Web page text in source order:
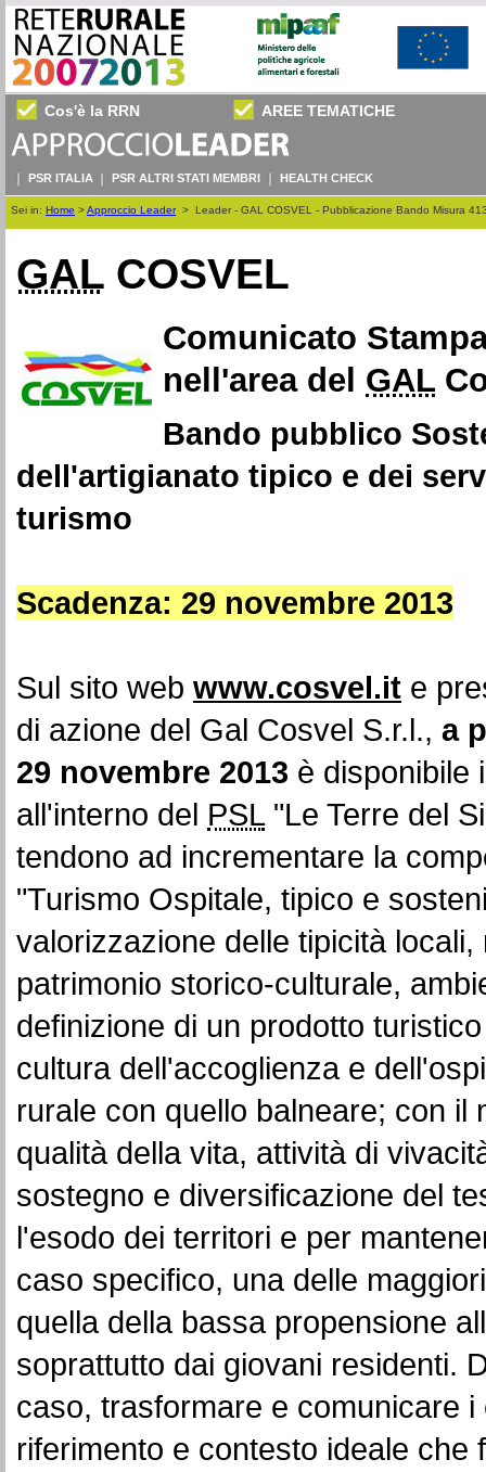
Cos'è la RRN AREE TEMATICHE
PSR ITALIA PSR ALTRI STATI MEMBRI HEALTH CHECK
Sei in: Home >Approccio Leader> Leader - GAL COSVEL - Pubblicazione Bando Misura
GAL COSVEL
Comunicato
nell'area del GAL
Bando pubblico
dell'artigianato tipico e dei
turismo
Scadenza: 29 novembre 2013
Sul sito web www.cosvel.it e
di azione del Gal Cosvel S.r.l., a
29 novembre 2013 è disponibile
all'interno del PSL"Le Terre del
tendono ad incrementare la
"Turismo Ospitale, tipico e
valorizzazione delle tipicità
patrimonio storico-culturale,
definizione di un prodotto
cultura dell'accoglienza e
rurale con quello balneare; con il
qualità della vita, attività di
sostegno e diversificazione del
l'esodo dei territori e per
caso specifico, una delle
quella della bassa propensione
soprattutto dai giovani residenti.
caso, trasformare e comunicare
riferimento e contesto ideale